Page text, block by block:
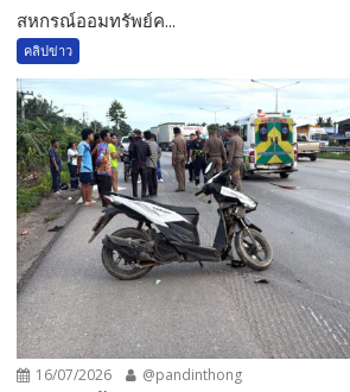
สหกรณ์ออมทรัพย์ค...
คลิปข่าว
16/07/2026 @pandinthong